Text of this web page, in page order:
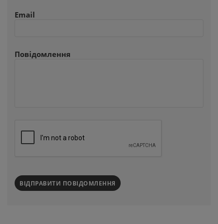
Email
Повідомлення
ВІДПРАВИТИ ПОВІДОМЛЕННЯ